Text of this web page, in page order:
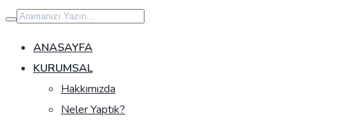
İçeriğe
geç
ANASAYFA
KURUMSAL
Hakkımızda
Neler Yaptık?